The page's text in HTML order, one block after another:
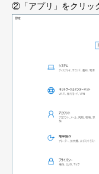
②「アプリ」をクリッ